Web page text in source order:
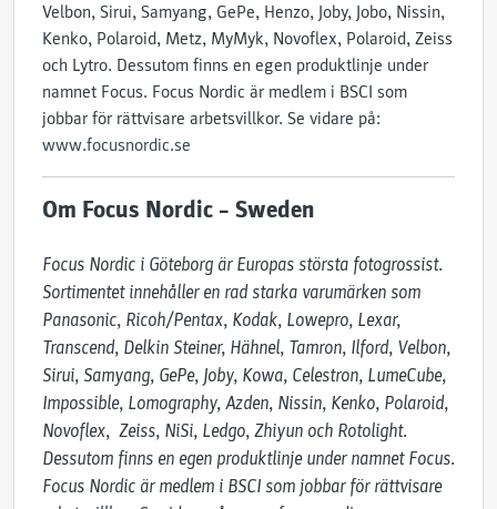
Velbon, Sirui, Samyang, GePe, Henzo, Joby, Jobo, Nissin,
Kenko, Polaroid, Metz, MyMyk, Novoflex, Polaroid, Zeiss
och Lytro. Dessutom finns en egen produktlinje under
namnet Focus. Focus Nordic är medlem i BSCI som
jobbar för rättvisare arbetsvillkor. Se vidare på:
www.focusnordic.se
Om Focus Nordic – Sweden
Focus Nordic i Göteborg är Europas största fotogrossist.
Sortimentet innehåller en rad starka varumärken som
Panasonic, Ricoh/Pentax, Kodak, Lowepro, Lexar,
Transcend, Delkin Steiner, Hähnel, Tamron, Ilford, Velbon,
Sirui, Samyang, GePe, Joby, Kowa, Celestron, LumeCube,
Impossible, Lomography, Azden, Nissin, Kenko, Polaroid,
Novoflex,  Zeiss, NiSi, Ledgo, Zhiyun och Rotolight.
Dessutom finns en egen produktlinje under namnet Focus.
Focus Nordic är medlem i BSCI som jobbar för rättvisare